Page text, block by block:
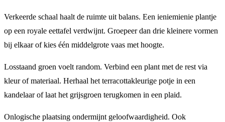
Verkeerde schaal haalt de ruimte uit balans. Een ieniemienie plantje
op een royale eettafel verdwijnt. Groepeer dan drie kleinere vormen
bij elkaar of kies één middelgrote vaas met hoogte.
Losstaand groen voelt random. Verbind een plant met de rest via
kleur of materiaal. Herhaal het terracottakleurige potje in een
kandelaar of laat het grijsgroen terugkomen in een plaid.
Onlogische plaatsing ondermijnt geloofwaardigheid. Ook